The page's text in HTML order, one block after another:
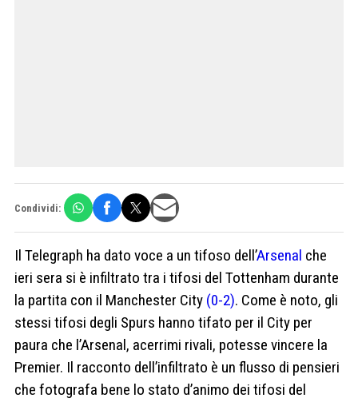
Condividi:
Il Telegraph ha dato voce a un tifoso dell’Arsenal che
ieri sera si è infiltrato tra i tifosi del Tottenham durante
la partita con il Manchester City (0-2). Come è noto, gli
stessi tifosi degli Spurs hanno tifato per il City per
paura che l’Arsenal, acerrimi rivali, potesse vincere la
Premier. Il racconto dell’infiltrato è un flusso di pensieri
che fotografa bene lo stato d’animo dei tifosi del